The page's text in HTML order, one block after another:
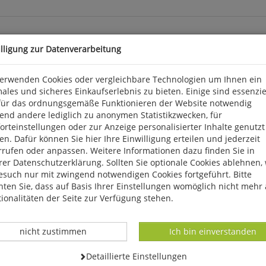
D 56291 Wiebelsheim, service@humanitas-versand.de
zur Datenverarbeitung
Cookies oder vergleichbare Technologien um Ihnen ein
und sicheres Einkaufserlebnis zu bieten. Einige sind
das ordnungsgemäße Funktionieren der Website notwendig
andere lediglich zu anonymen Statistikzwecken, für
oder zur Anzeige personalisierter Inhalte genutzt
Dafür können Sie hier Ihre Einwilligung erteilen und jederzeit
oder anpassen. Weitere Informationen dazu finden Sie in
Datenschutzerklärung. Sollten Sie optionale Cookies ablehnen,
nur mit zwingend notwendigen Cookies fortgeführt. Bitte
Sie, dass auf Basis Ihrer Einstellungen womöglich nicht mehr
der Seite zur Verfügung stehen.
Datenverarbeitung -
Ich bin einverstanden
Datenverarbeitung -
nicht zustimmen
Datenverarbeitung -
Detaillierte Einstellungen